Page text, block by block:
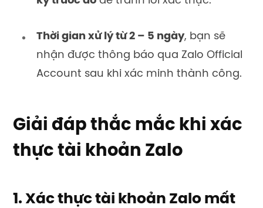
Thời gian xử lý từ 2 – 5 ngày, bạn sẽ
nhận được thông báo qua Zalo Official
Account sau khi xác minh thành công.
Giải đáp thắc mắc khi xác
thực tài khoản Zalo
1. Xác thực tài khoản Zalo mất